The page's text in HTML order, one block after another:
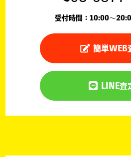
受付時間：10:00〜
簡単WEB
LINE査